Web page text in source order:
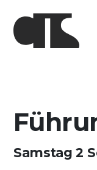
Samstag 2